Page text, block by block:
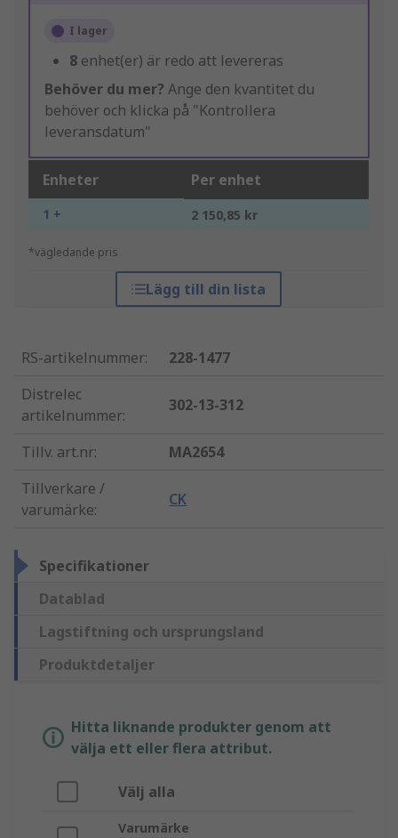
I lager
8 enhet(er) är redo att levereras
Behöver du mer? Ange den kvantitet du
behöver och klicka på "Kontrollera
leveransdatum"
Enheter Per enhet
1 + 2 150,85 kr
*vägledande pris
Lägg till din lista
RS-artikelnummer:
228-1477
Distrelec
artikelnummer:
302-13-312
Tillv. art.nr:
MA2654
Tillverkare /
varumärke:
CK
Specifikationer
Datablad
Lagstiftning och ursprungsland
Produktdetaljer
Hitta liknande produkter genom att
välja ett eller flera attribut.
Välj alla
Varumärke